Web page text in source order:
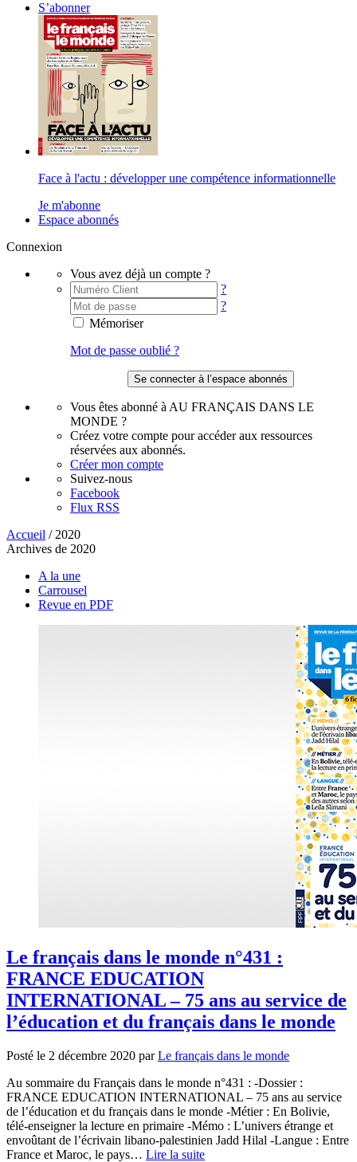
S’abonner
Face à l'actu : développer une compétence informationnelle
Je m'abonne
Espace abonnés
Connexion
Vous avez déjà un compte ?
?
?
Mémoriser
Mot de passe oublié ?
Vous êtes abonné à AU FRANÇAIS DANS LE
MONDE ?
Créez votre compte pour accéder aux ressources
réservées aux abonnés.
Créer mon compte
Suivez-nous
Facebook
Flux RSS
Accueil / 2020
Archives de 2020
A la une
Carrousel
Revue en PDF
Le français dans le monde n°431 :
FRANCE EDUCATION
INTERNATIONAL – 75 ans au service de
l’éducation et du français dans le monde
Posté le 2 décembre 2020 par Le français dans le monde
Au sommaire du Français dans le monde n°431 : -Dossier :
FRANCE EDUCATION INTERNATIONAL – 75 ans au service
de l’éducation et du français dans le monde -Métier : En Bolivie,
télé-enseigner la lecture en primaire -Mémo : L’univers étrange et
envoûtant de l’écrivain libano-palestinien Jadd Hilal -Langue : Entre
France et Maroc, le pays… Lire la suite